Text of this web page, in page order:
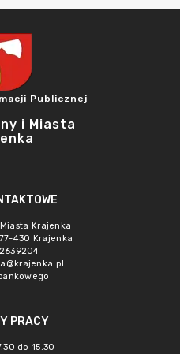
Publicznej
i Miasta
Krajenka
430 Krajenka
PRACY
do 15.30